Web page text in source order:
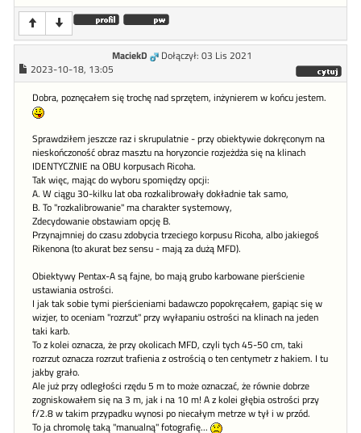
MaciekD
Dołączył: 03 Lis 2021
2023-10-18, 13:05
Dobra, poznęcałem się trochę nad sprzętem, inżynierem w końcu jestem.
Sprawdziłem jeszcze raz i skrupulatnie - przy obiektywie dokręconym na
nieskończoność obraz masztu na horyzoncie rozjeżdża się na klinach
IDENTYCZNIE na OBU korpusach Ricoha.
Tak więc, mając do wyboru spomiędzy opcji:
A. W ciągu 30-kilku lat oba rozkalibrowały dokładnie tak samo,
B. To "rozkalibrowanie" ma charakter systemowy,
Zdecydowanie obstawiam opcję B.
Przynajmniej do czasu zdobycia trzeciego korpusu Ricoha, albo jakiegoś
Rikenona (to akurat bez sensu - mają za dużą MFD).
Obiektywy Pentax-A są fajne, bo mają grubo karbowane pierścienie
ustawiania ostrości.
I jak tak sobie tymi pierścieniami badawczo popokręcałem, gapiąc się w
wizjer, to oceniam "rozrzut" przy wyłapaniu ostrości na klinach na jeden
taki karb.
To z kolei oznacza, że przy okolicach MFD, czyli tych 45-50 cm, taki
rozrzut oznacza rozrzut trafienia z ostrością o ten centymetr z hakiem. I tu
jakby grało.
Ale już przy odległości rzędu 5 m to może oznaczać, że równie dobrze
zogniskowałem się na 3 m, jak i na 10 m! A z kolei głębia ostrości przy
f/2.8 w takim przypadku wynosi po niecałym metrze w tył i w przód.
To ja chromolę taką "manualną" fotografię...